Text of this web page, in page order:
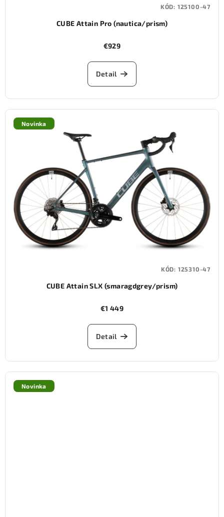
CUBE Attain Pro (nautica/prism)
€929
Detail
KÓD: 125100-47
Novinka
CUBE Attain SLX (smaragdgrey/prism)
€1 449
Detail
KÓD: 125310-47
Novinka